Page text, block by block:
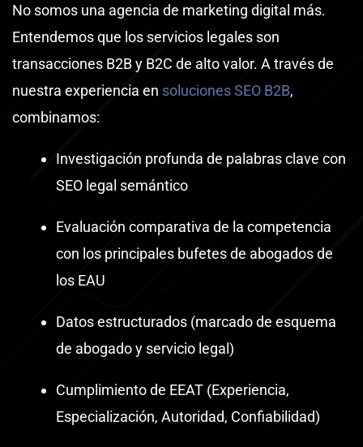
No somos una agencia de marketing digital más.
Entendemos que los servicios legales son
transacciones B2B y B2C de alto valor. A través de
nuestra experiencia en soluciones SEO B2B,
combinamos:
Investigación profunda de palabras clave con
SEO legal semántico
Evaluación comparativa de la competencia
con los principales bufetes de abogados de
los EAU
Datos estructurados (marcado de esquema
de abogado y servicio legal)
Cumplimiento de EEAT (Experiencia,
Especialización, Autoridad, Confiabilidad)